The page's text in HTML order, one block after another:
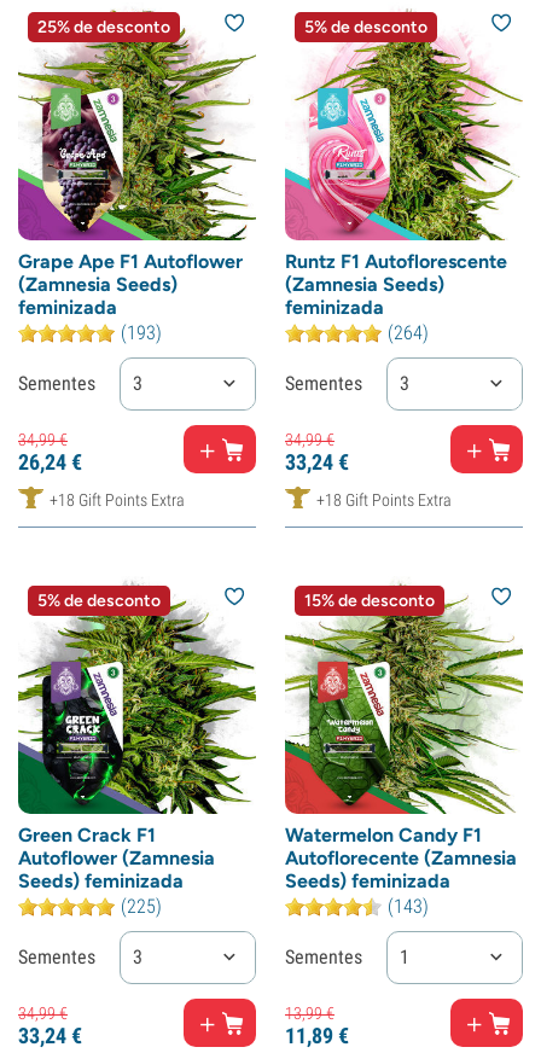
25% de desconto
Grape Ape F1 Autoflower
(Zamnesia Seeds)
feminizada
(193)
Sementes 3
34,99€
26,24€
+18 Gift Points Extra
5% de desconto
Runtz F1 Autoflorescente
(Zamnesia Seeds)
feminizada
(264)
Sementes 3
34,99€
33,24€
+18 Gift Points Extra
5% de desconto
Green Crack F1
Autoflower (Zamnesia
Seeds) feminizada
(225)
Sementes 3
34,99€
33,24€
15% de desconto
Watermelon Candy F1
Autoflorecente (Zamnesia
Seeds) feminizada
(143)
Sementes 1
13,99€
11,89€